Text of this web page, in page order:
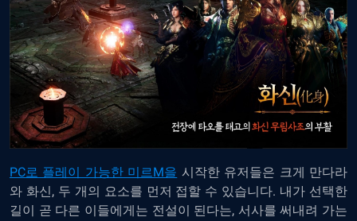
PC로 플레이 가능한 미르M을 시작한 유저들은 크게 만다라
와 화신, 두 개의 요소를 먼저 접할 수 있습니다. 내가 선택한
길이 곧 다른 이들에게는 전설이 된다는, 서사를 써내려 가는